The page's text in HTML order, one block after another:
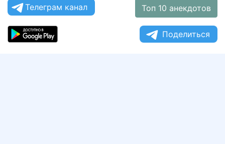
Телеграм канал Топ 10 анекдотов
Поделиться